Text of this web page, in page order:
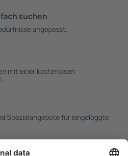
suchen
angepasst.
mit einer kostenlosen
Spezialangebote für eingeloggte
mögen